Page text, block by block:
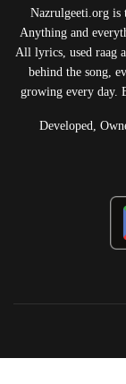
Nazrulgeeti.org is
Anything and
All lyrics, used raag
behind the song,
growing every day.
Developed,